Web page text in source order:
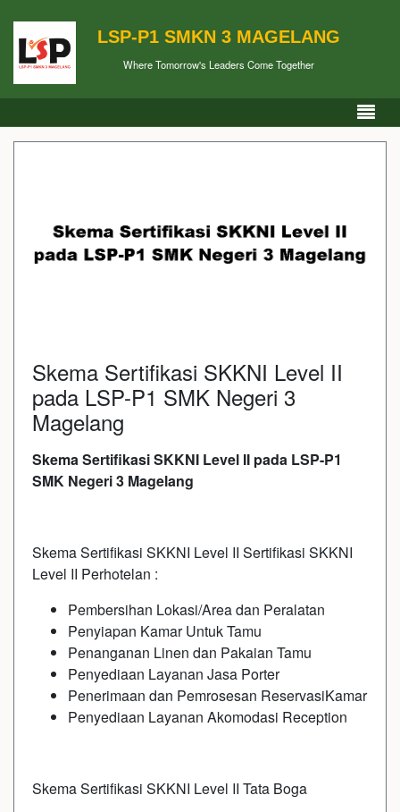
LSP-P1 SMKN 3 MAGELANG
Where Tomorrow's Leaders Come Together
Skema Sertifikasi SKKNI Level II
pada LSP-P1 SMK Negeri 3
Magelang
Skema Sertifikasi SKKNI Level II pada LSP-P1
SMK Negeri 3 Magelang
Skema Sertifikasi SKKNI Level II Sertifikasi SKKNI
Level II Perhotelan :
Pembersihan Lokasi/Area dan Peralatan
Penyiapan Kamar Untuk Tamu
Penanganan Linen dan Pakaian Tamu
Penyediaan Layanan Jasa Porter
Penerimaan dan Pemrosesan ReservasiKamar
Penyediaan Layanan Akomodasi Reception
Skema Sertifikasi SKKNI Level II Tata Boga